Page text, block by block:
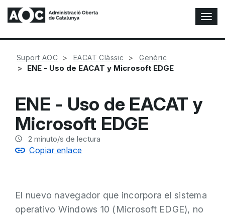
A
l
t
n
Suport AOC EACAT Clàssic Genèric
ENE - Uso de EACAT y Microsoft EDGE
ENE - Uso de EACAT y
Microsoft EDGE
2 minuto/s de lectura
Copiar enlace
El nuevo navegador que incorpora el sistema
operativo Windows 10 (Microsoft EDGE), no